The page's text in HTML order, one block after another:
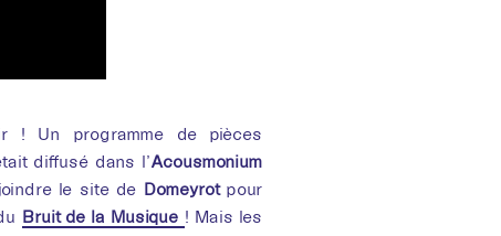
! Un programme de pièces
diffusé dans l’Acousmonium
le site de Domeyrotpour
Bruit de la Musique ! Mais les